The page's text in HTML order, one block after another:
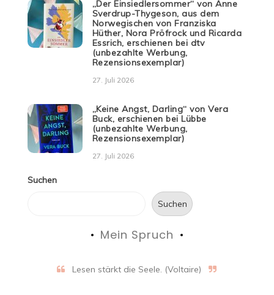
„Der Einsiedlersommer“ von Anne
Sverdrup-Thygeson, aus dem
Norwegischen von Franziska
Hüther, Nora Pröfrock und Ricarda
Essrich, erschienen bei dtv
(unbezahlte Werbung,
Rezensionsexemplar)
27. Juli 2026
„Keine Angst, Darling“ von Vera
Buck, erschienen bei Lübbe
(unbezahlte Werbung,
Rezensionsexemplar)
27. Juli 2026
Suchen
Suchen
Mein Spruch
Lesen stärkt die Seele. (Voltaire)